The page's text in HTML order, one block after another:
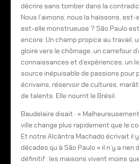
décrire sans tomber dans la
Nous l’aimons, nous la haïssons, est-
est-elle monstrueuse ? São Paulo
encore. Un champ propice au travail,
gloire vers le chômage, un carrefour
connaissances et d’expériences, un
source inépuisable de passions pour
écrivains, réservoir de cultures,
de talents. Elle nourrit le Brésil.
Baudelaire disait : «
ville change plus rapidement que le
Et notre Alcântra Machado écrivait il
décades qu’à São Paulo « il n’y a rien
définitif : les maisons vivent moins